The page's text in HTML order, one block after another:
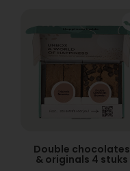
Double chocolates
& originals 4 stuks